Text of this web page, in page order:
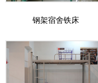
钢架宿舍铁床